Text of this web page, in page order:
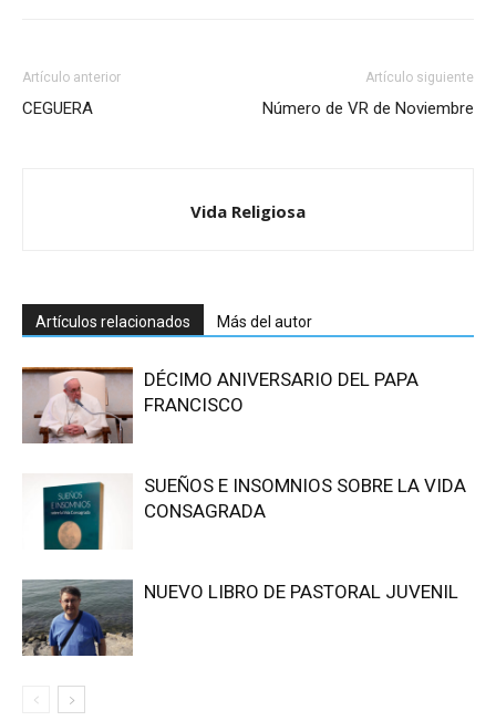
Artículo anterior
CEGUERA
Artículo siguiente
Número de VR de Noviembre
Vida Religiosa
Artículos relacionados Más del autor
DÉCIMO ANIVERSARIO DEL PAPA
FRANCISCO
SUEÑOS E INSOMNIOS SOBRE LA VIDA
CONSAGRADA
NUEVO LIBRO DE PASTORAL JUVENIL